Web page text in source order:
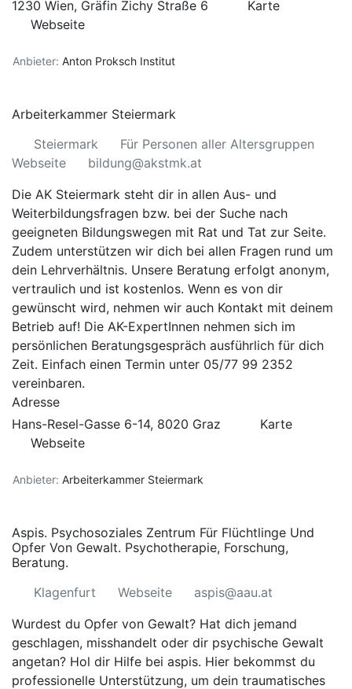
1230 Wien, Gräfin Zichy Straße 6
Karte
Webseite
Anbieter: Anton Proksch Institut
Arbeiterkammer Steiermark
Steiermark
Für Personen aller Altersgruppen
Webseite
bildung@akstmk.at
Die AK Steiermark steht dir in allen Aus- und
Weiterbildungsfragen bzw. bei der Suche nach
geeigneten Bildungswegen mit Rat und Tat zur Seite.
Zudem unterstützen wir dich bei allen Fragen rund um
dein Lehrverhältnis. Unsere Beratung erfolgt anonym,
vertraulich und ist kostenlos. Wenn es von dir
gewünscht wird, nehmen wir auch Kontakt mit deinem
Betrieb auf! Die AK-ExpertInnen nehmen sich im
persönlichen Beratungsgespräch ausführlich für dich
Zeit. Einfach einen Termin unter 05/77 99 2352
vereinbaren.
Adresse
Hans-Resel-Gasse 6-14, 8020 Graz
Karte
Webseite
Anbieter: Arbeiterkammer Steiermark
Aspis. Psychosoziales Zentrum Für Flüchtlinge Und
Opfer Von Gewalt. Psychotherapie, Forschung,
Beratung.
Klagenfurt
Webseite
aspis@aau.at
Wurdest du Opfer von Gewalt? Hat dich jemand
geschlagen, misshandelt oder dir psychische Gewalt
angetan? Hol dir Hilfe bei aspis. Hier bekommst du
professionelle Unterstützung, um dein traumatisches